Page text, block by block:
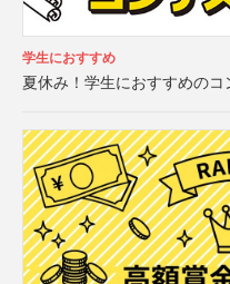
学生におすすめ
夏休み！学生におすすめのコ